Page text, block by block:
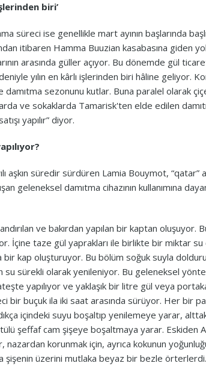
biri’
süreci ise genellikle mart ayının başlarında
itibaren Hamma Buuzian kasabasına giden
arasında güller açıyor. Bu dönemde gül
yılın en kârlı işlerinden biri hâline geliyor.
sezonunu kutlar. Buna paralel olarak
ve sokaklarda Tamarisk'ten elde edilen
yapılır” diyor.
aşkın süredir sürdüren Lamia Bouymot, “qatar”
geleneksel damıtma cihazının kullanımına
ve bakırdan yapılan bir kaptan
İçine taze gül yaprakları ile birlikte bir miktar su
bir kap oluşturuyor. Bu bölüm soğuk suyla
sürekli olarak yenileniyor. Bu geleneksel
yapılıyor ve yaklaşık bir litre gül veya
bir buçuk ila iki saat arasında sürüyor. Her bir
içindeki suyu boşaltıp yenilemeye yarar,
şeffaf cam şişeye boşaltmaya yarar. Eskiden
nazardan korunmak için, ayrıca kokunun
şişenin üzerini mutlaka beyaz bir bezle